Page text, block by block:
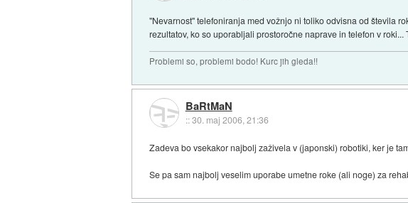
"Nevarnost" telefoniranja med vožnjo ni toliko odvisna od števila
rezultatov, ko so uporabljali prostoročne naprave in telefon v
Problemi so, problemi bodo! Kurc jih gleda!!
BaRtMaN
::30. maj 2006, 21:36
Zadeva bo vsekakor najbolj zaživela v (japonski) robotiki, ker je
Se pa sam najbolj veselim uporabe umetne roke (ali noge) za